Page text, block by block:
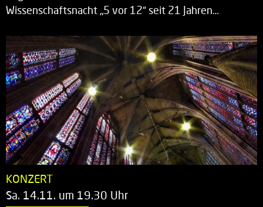
Wissenschaftsnacht „5 vor 12“ seit 21 Jahren…
KONZERT
Sa. 14.11. um 19.30 Uhr